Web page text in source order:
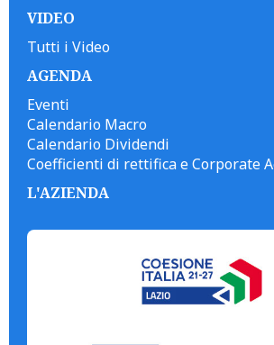
VIDEO
Tutti i Video
AGENDA
Eventi
Calendario Macro
Calendario Dividendi
Coefficienti di rettifica e Corporate
L'AZIENDA